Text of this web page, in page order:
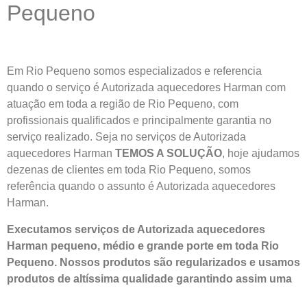
Pequeno
Em Rio Pequeno somos especializados e referencia
quando o serviço é Autorizada aquecedores Harman com
atuação em toda a região de Rio Pequeno, com
profissionais qualificados e principalmente garantia no
serviço realizado. Seja no serviços de Autorizada
aquecedores Harman TEMOS A SOLUÇÃO, hoje ajudamos
dezenas de clientes em toda Rio Pequeno, somos
referência quando o assunto é Autorizada aquecedores
Harman.
Executamos serviços de Autorizada aquecedores
Harman pequeno, médio e grande porte em toda Rio
Pequeno. Nossos produtos são regularizados e usamos
produtos de altíssima qualidade garantindo assim uma